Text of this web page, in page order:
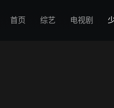
首页 综艺 电视剧